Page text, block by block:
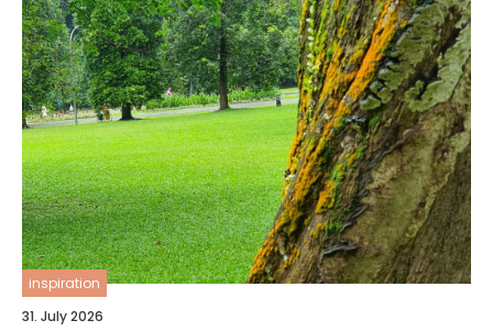
inspiration
31. July 2026